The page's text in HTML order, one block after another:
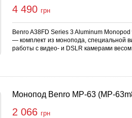
4 490 грн
Benro A38FD Series 3 Aluminum
— комплект из монопода, специальной
работы с видео- и DSLR камерами
Монопод Benro MP-63 (MP-
2 066 грн